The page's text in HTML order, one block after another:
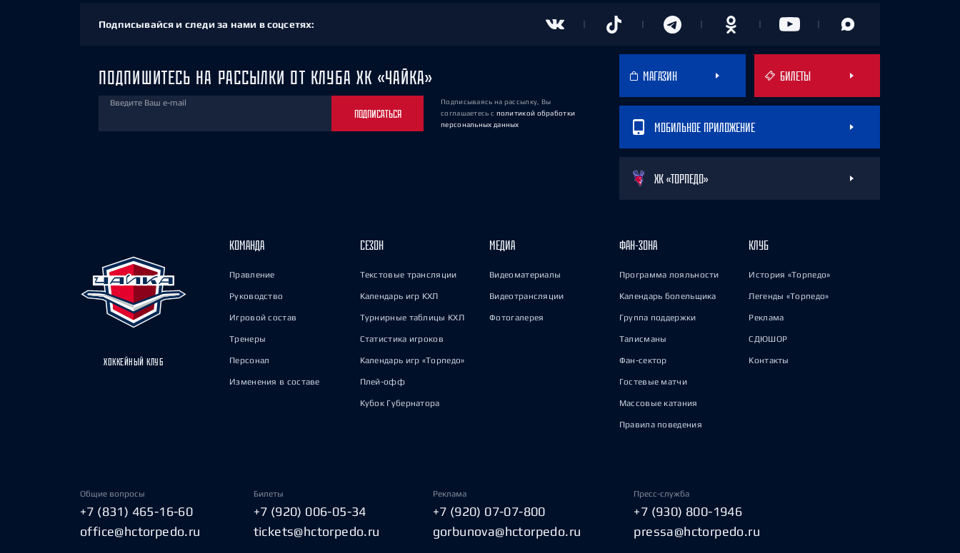
Подписывайся и следи за нами в соцсетях:
ПОДПИШИТЕСЬ НА РАССЫЛКИ ОТ КЛУБА ХК «ЧАЙКА»
Введите Ваш e-mail
ПОДПИСАТЬСЯ
Подписываясь на рассылку, Вы
соглашаетесь с политикой обработки
персональных данных
МАГАЗИН БИЛЕТЫ
МОБИЛЬНОЕ ПРИЛОЖЕНИЕ
ХК «ТОРПЕДО»
ХОККЕЙНЫЙ КЛУБ
КОМАНДА
Правление
Руководство
Игровой состав
Тренеры
Персонал
Изменения в составе
СЕЗОН
Текстовые трансляции
Календарь игр КХЛ
Турнирные таблицы КХЛ
Статистика игроков
Календарь игр «Торпедо»
Плей-офф
Кубок Губернатора
МЕДИА
Видеоматериалы
Видеотрансляции
Фотогалерея
ФАН-ЗОНА
Программа лояльности
Календарь болельщика
Группа поддержки
Талисманы
Фан-сектор
Гостевые матчи
Массовые катания
Правила поведения
КЛУБ
История «Торпедо»
Легенды «Торпедо»
Реклама
СДЮШОР
Контакты
Общие вопросы
+7 (831) 465-16-60
office@hctorpedo.ru
Билеты
+7 (920) 006-05-34
tickets@hctorpedo.ru
Реклама
+7 (920) 07-07-800
gorbunova@hctorpedo.ru
Пресс-служба
+7 (930) 800-1946
pressa@hctorpedo.ru